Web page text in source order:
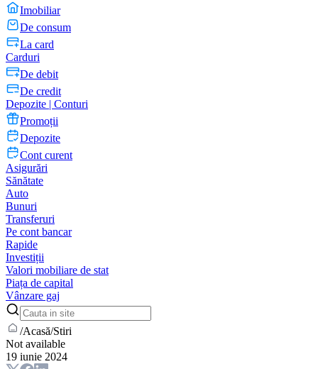
Imobiliar
De consum
La card
Carduri
De debit
De credit
Depozite | Conturi
Promoții
Depozite
Cont curent
Asigurări
Sănătate
Auto
Bunuri
Transferuri
Pe cont bancar
Rapide
Investiții
Valori mobiliare de stat
Piața de capital
Vânzare gaj
/Acasă/Stiri
Not available
19 iunie 2024